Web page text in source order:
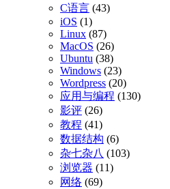
C语言 (43)
iOS (1)
Linux (87)
MacOS (26)
Ubuntu (38)
Windows (23)
Wordpress (20)
应用与编程 (130)
影评 (26)
教程 (41)
数据结构 (6)
杂七杂八 (103)
浏览器 (11)
网络 (69)